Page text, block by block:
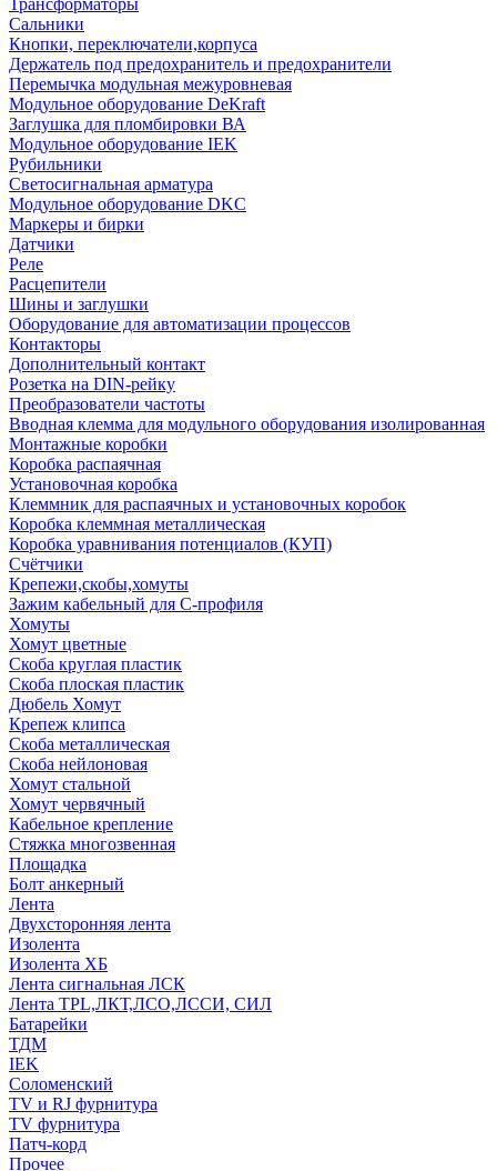
Трансформаторы
Сальники
Кнопки, переключатели,корпуса
Держатель под предохранитель и предохранители
Перемычка модульная межуровневая
Модульное оборудование DeKraft
Заглушка для пломбировки ВА
Модульное оборудование IEK
Рубильники
Светосигнальная арматура
Модульное оборудование DKC
Маркеры и бирки
Датчики
Реле
Расцепители
Шины и заглушки
Оборудование для автоматизации процессов
Контакторы
Дополнительный контакт
Розетка на DIN-рейку
Преобразователи частоты
Вводная клемма для модульного оборудования изолированная
Монтажные коробки
Коробка распаячная
Установочная коробка
Клеммник для распаячных и установочных коробок
Коробка клеммная металлическая
Коробка уравнивания потенциалов (КУП)
Счётчики
Крепежи,скобы,хомуты
Зажим кабельный для С-профиля
Хомуты
Хомут цветные
Скоба круглая пластик
Скоба плоская пластик
Дюбель Хомут
Крепеж клипса
Скоба металлическая
Скоба нейлоновая
Хомут стальной
Хомут червячный
Кабельное крепление
Стяжка многозвенная
Площадка
Болт анкерный
Лента
Двухсторонняя лента
Изолента
Изолента ХБ
Лента сигнальная ЛСК
Лента TPL,ЛКТ,ЛСО,ЛССИ, СИЛ
Батарейки
ТДМ
IEK
Соломенский
TV и RJ фурнитура
TV фурнитура
Патч-корд
Прочее